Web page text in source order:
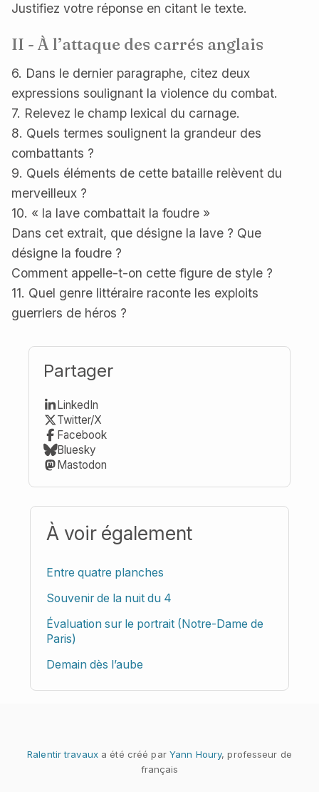
Justifiez votre réponse en citant le texte.
II - À l’attaque des carrés anglais
6. Dans le dernier paragraphe, citez deux
expressions soulignant la violence du combat.
7. Relevez le champ lexical du carnage.
8. Quels termes soulignent la grandeur des
combattants ?
9. Quels éléments de cette bataille relèvent du
merveilleux ?
10. « la lave combattait la foudre »
Dans cet extrait, que désigne la lave ? Que
désigne la foudre ?
Comment appelle-t-on cette figure de style ?
11. Quel genre littéraire raconte les exploits
guerriers de héros ?
Partager
LinkedIn
Twitter/X
Facebook
Bluesky
Mastodon
À voir également
Entre quatre planches
Souvenir de la nuit du 4
Évaluation sur le portrait (Notre-Dame de
Paris)
Demain dès l’aube
Ralentir travauxa été créé par Yann Houry, professeur de
français